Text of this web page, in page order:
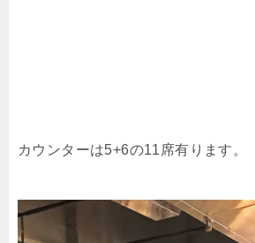
カウンターは5+6の11席有ります。